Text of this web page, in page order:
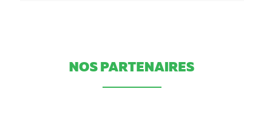
NOS PARTENAIRES